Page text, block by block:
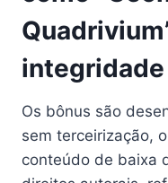
Os bônus são
sem terceirização,
conteúdo de baixa